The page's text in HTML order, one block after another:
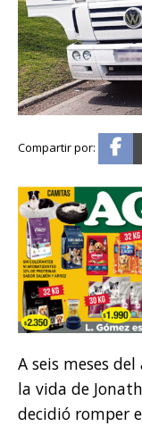
A seis meses
la vida de
decidió romper